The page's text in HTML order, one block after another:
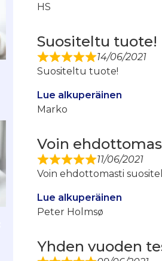
HS
Suositeltu tuote!
14/06/2021
Suositeltu tuote!
Lue alkuperäinen
Marko
Voin
11/06/2021
Voin ehdottomasti
Lue alkuperäinen
Peter Holmsø
Yhden vuoden